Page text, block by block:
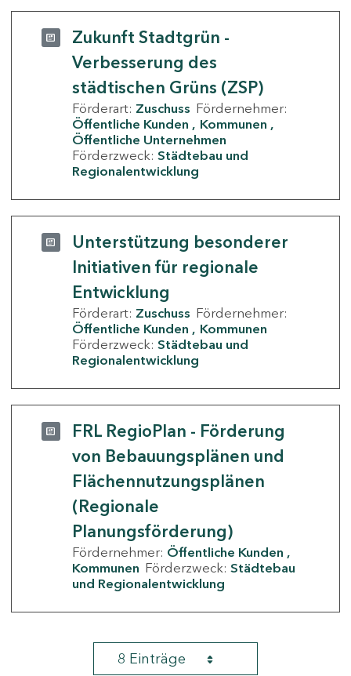
Zukunft Stadtgrün -
Verbesserung des
städtischen Grüns (ZSP)
Förderart: Zuschuss Fördernehmer:
Öffentliche Kunden
Kommunen
Öffentliche Unternehmen
Förderzweck: Städtebau und
Regionalentwicklung
Unterstützung besonderer
Initiativen für regionale
Entwicklung
Förderart: Zuschuss Fördernehmer:
Öffentliche Kunden
Kommunen
Förderzweck: Städtebau und
Regionalentwicklung
FRL RegioPlan - Förderung
von Bebauungsplänen und
Flächennutzungsplänen
(Regionale
Planungsförderung)
Fördernehmer: Öffentliche Kunden
Kommunen Förderzweck: Städtebau
und Regionalentwicklung
8 Einträge